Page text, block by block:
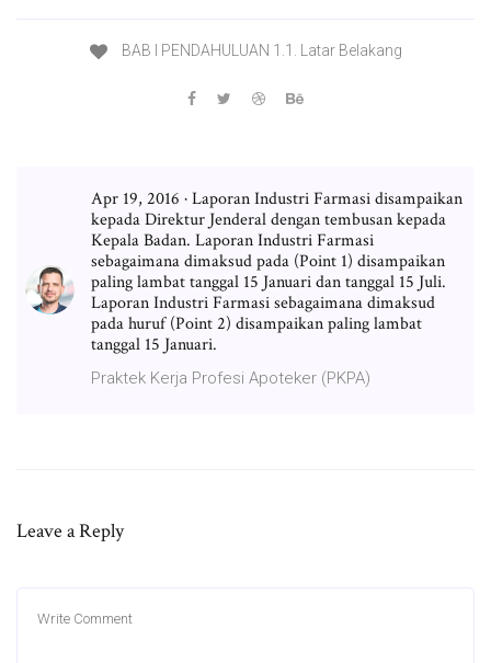
BAB I PENDAHULUAN 1.1. Latar Belakang
Apr 19, 2016 · Laporan Industri Farmasi disampaikan
kepada Direktur Jenderal dengan tembusan kepada
Kepala Badan. Laporan Industri Farmasi
sebagaimana dimaksud pada (Point 1) disampaikan
paling lambat tanggal 15 Januari dan tanggal 15 Juli.
Laporan Industri Farmasi sebagaimana dimaksud
pada huruf (Point 2) disampaikan paling lambat
tanggal 15 Januari.
Praktek Kerja Profesi Apoteker (PKPA)
Leave a Reply